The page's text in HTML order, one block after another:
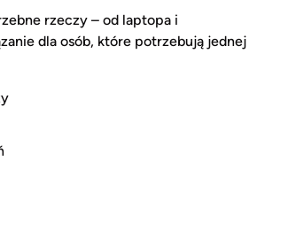
rzeczy – od laptopa i
dla osób, które potrzebują jednej